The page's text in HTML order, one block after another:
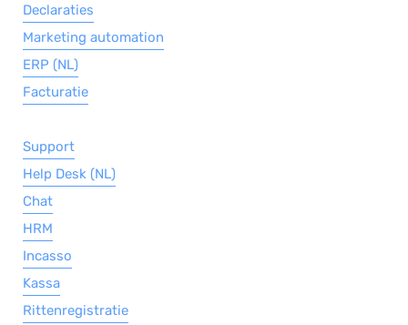
Declaraties
Marketing automation
ERP (NL)
Facturatie
Support
Help Desk (NL)
Chat
HRM
Incasso
Kassa
Rittenregistratie